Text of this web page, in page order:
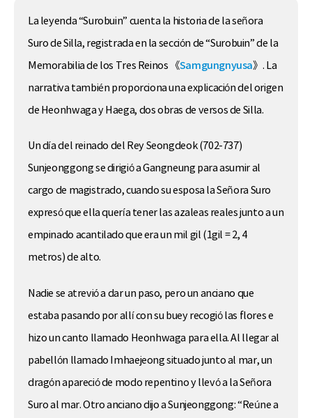
La leyenda “Surobuin” cuenta la historia de la señora
Suro de Silla, registrada en la sección de “Surobuin” de la
Memorabilia de los Tres Reinos 《Samgungnyusa》. La
narrativa también proporciona una explicación del origen
de Heonhwaga y Haega, dos obras de versos de Silla.
Un día del reinado del Rey Seongdeok (702-737)
Sunjeonggong se dirigió a Gangneung para asumir al
cargo de magistrado, cuando su esposa la Señora Suro
expresó que ella quería tener las azaleas reales junto a un
empinado acantilado que era un mil gil (1gil = 2, 4
metros) de alto.
Nadie se atrevió a dar un paso, pero un anciano que
estaba pasando por allí con su buey recogió las flores e
hizo un canto llamado Heonhwaga para ella. Al llegar al
pabellón llamado Imhaejeong situado junto al mar, un
dragón apareció de modo repentino y llevó a la Señora
Suro al mar. Otro anciano dijo a Sunjeonggong: “Reúne a